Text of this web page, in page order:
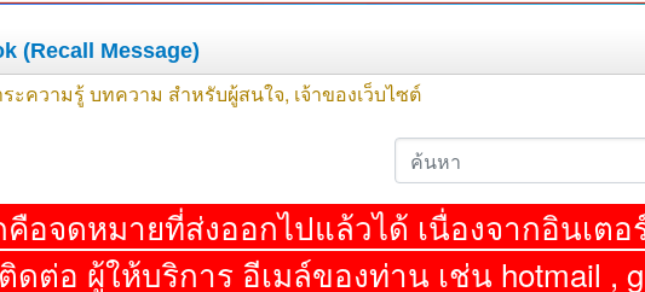
(Recall Message)
ะความรู้ บทความ สำหรับผู้สนใจ, เจ้าของเว็บไซต์
อจดหมายที่ส่งออกไปแล้วได้ เนื่องจากอินเต
ดต่อ ผู้ให้บริการ อีเมล์ของท่าน เช่น hotmail ,